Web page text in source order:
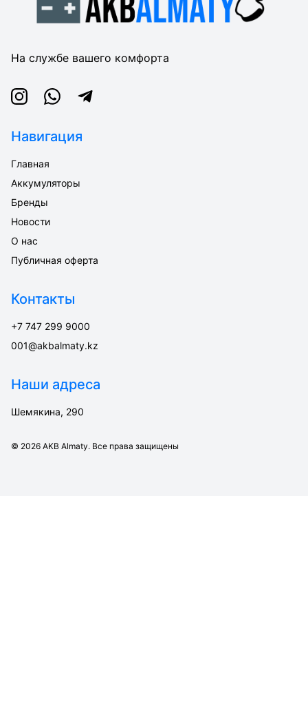
На службе вашего комфорта
InstagramWhatsappTelegram
Навигация
Главная
Аккумуляторы
Бренды
Новости
О нас
Публичная оферта
Контакты
+7 747 299 9000
001@akbalmaty.kz
Наши адреса
Шемякина, 290
© 2026 AKB Almaty. Все права защищены